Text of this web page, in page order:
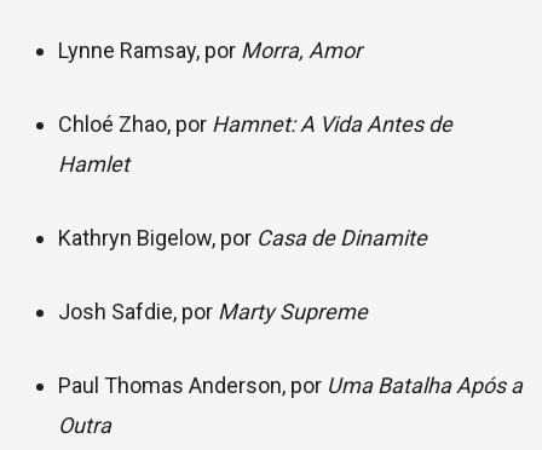
Lynne Ramsay, por Morra, Amor
Chloé Zhao, por Hamnet: A Vida Antes de
Hamlet
Kathryn Bigelow, por Casa de Dinamite
Josh Safdie, por Marty Supreme
Paul Thomas Anderson, por Uma Batalha Após a
Outra